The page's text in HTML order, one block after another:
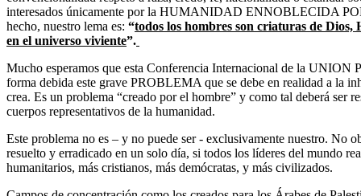
interesados únicamente por la HUMANIDAD ENNOBLECIDA
hecho, nuestro lema es: “todos los hombres son criaturas de
en el universo viviente”.
Mucho esperamos que esta Conferencia Internacional de la
forma debida este grave PROBLEMA que se debe en realidad a la
crea. Es un problema “creado por el hombre” y como tal deberá ser
cuerpos representativos de la humanidad.
Este problema no es – y no puede ser - exclusivamente nuestro. No
resuelto y erradicado en un solo día, si todos los líderes del mundo
humanitarios, más cristianos, más demócratas, y más civilizados.